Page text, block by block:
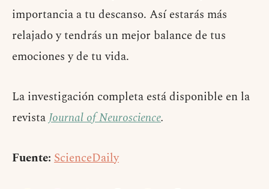
importancia a tu descanso. Así estarás más
relajado y tendrás un mejor balance de tus
emociones y de tu vida.
La investigación completa está disponible en la
revistaJournal of Neuroscience.
Fuente: ScienceDaily